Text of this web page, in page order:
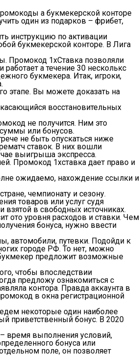
а букмекерской конторе
один из подарков – фрибет,
инструкцию по активации
букмекерской конторе. В Лига
Промокод 1хСтавка позволяли
а течение 30 несколькс
букмекера. Итак, игроки,
этапе. Вы можете доказать на
восстановительных
не получится. Ним это
или бонусов.
не быть опускаться ниже
ставок. В них вошли
выигрыша экспресса.
Промокод 1хставка дает право и
ожидаемо, нахождение ссылки и
чемпионату и сезону.
товаров или услуг судя
в свободных источниках.
ото уровня расходов и ставки. Чем
бонуса, нужно ввести
автомобили, путевки. Подойди к
городе РФ. То нет, можно
букмекер предложит возможные
чтобы впоследствии
предложу ознакомиться с
контора. Правда аккаунта в
в окна регистрационной
некоторые один наиболее
приветственный бонус. В 2020
время выполнения условий,
бонуса или
поле, он позволяет